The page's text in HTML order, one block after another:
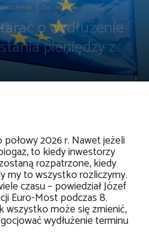
z Polski Zielona gmina
o wydłużenie
pieniędzy z
2026 r. Nawet jeżeli
to kiedy inwestorzy
rozpatrzone, kiedy
my to wszystko rozliczymy.
czasu – powiedział Józef
Euro-Most podczas 8.
wszystko może się zmienić,
wydłużenie terminu